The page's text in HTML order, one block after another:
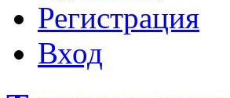
Регистрация
Вход